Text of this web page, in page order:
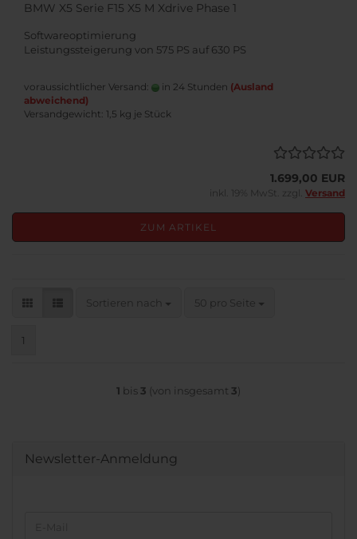
BMW X5 Serie F15 X5 M Xdrive Phase 1
Softwareoptimierung
Leistungssteigerung von 575 PS auf 630 PS
voraussichtlicher Versand: in 24 Stunden (Ausland
abweichend)
Versandgewicht: 1,5 kg je Stück
1.699,00 EUR
inkl. 19% MwSt. zzgl. Versand
ZUM ARTIKEL
Sortieren nach
Sortieren nach 50 pro Seite
pro Seite
1
1 bis 3 (von insgesamt 3)
Newsletter-Anmeldung